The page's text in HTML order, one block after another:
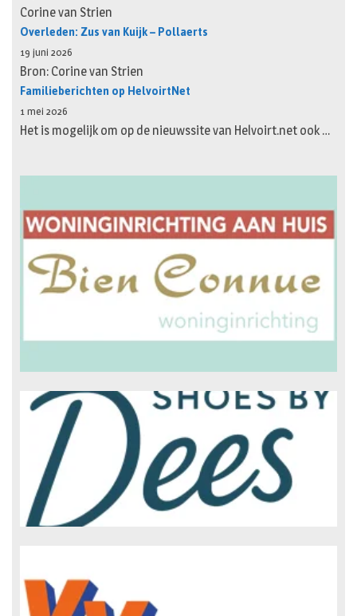
Corine van Strien
Overleden: Zus van Kuijk – Pollaerts
19 juni 2026
Bron: Corine van Strien
Familieberichten op HelvoirtNet
1 mei 2026
Het is mogelijk om op de nieuwssite van Helvoirt.net ook …